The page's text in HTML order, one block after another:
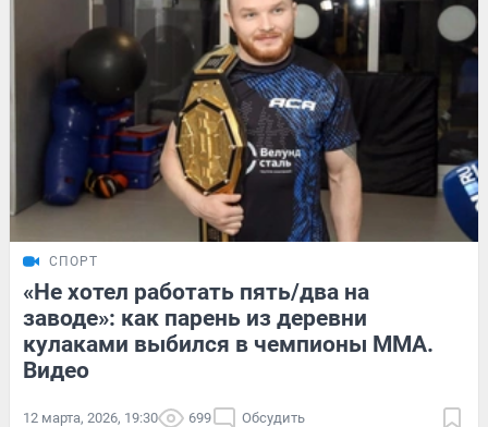
СПОРТ
«Не хотел работать пять/два на
заводе»: как парень из деревни
кулаками выбился в чемпионы ММА.
Видео
12 марта, 2026, 19:30 699 Обсудить